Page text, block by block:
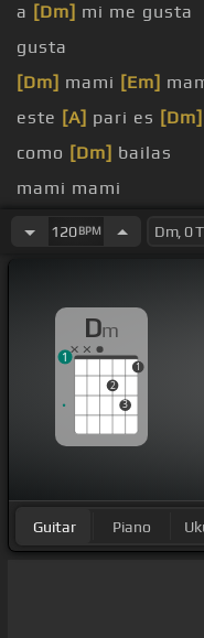
a [Dm] mi me gusta
gusta
[Dm] mami [Em]
este [A] pari es [Dm]
como [Dm] bailas
mami mami
es un[Dm] safari
120BPM
Dm
2
3
1
1
Guitar Piano